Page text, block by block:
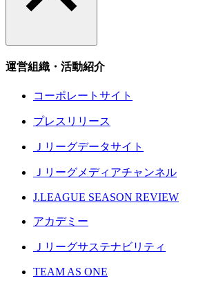
運営組織・活動紹介
コーポレートサイト
プレスリリース
Ｊリーグデータサイト
Ｊリーグメディアチャンネル
J.LEAGUE SEASON REVIEW
アカデミー
Ｊリーグサステナビリティ
TEAM AS ONE